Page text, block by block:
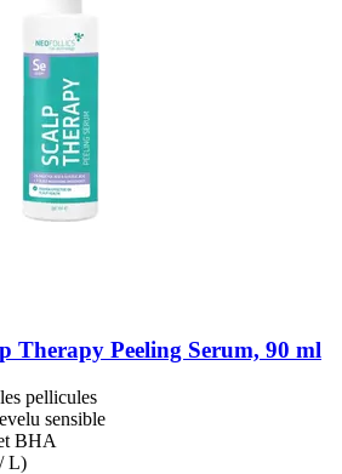
Therapy Peeling Serum, 90 ml
pellicules
sensible
BHA
L)